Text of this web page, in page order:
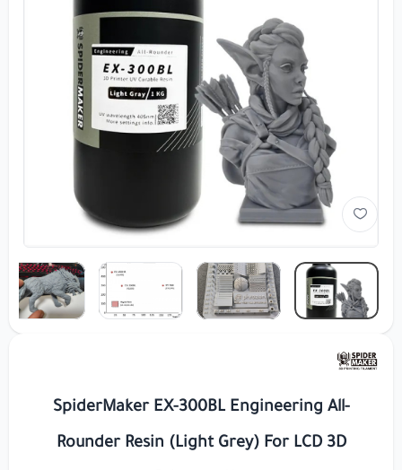
SpiderMaker EX-300BL Engineering All-
Rounder Resin (Light Grey) For LCD 3D